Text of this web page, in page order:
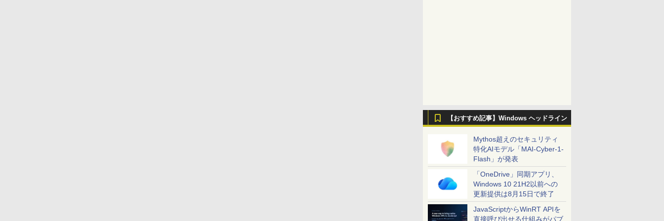
【おすすめ記事】Windows ヘッドライン
Mythos超えのセキュリティ
特化AIモデル「MAI-Cyber-1-
Flash」が発表
「OneDrive」同期アプリ、
Windows 10 21H2以前への
更新提供は8月15日で終了
JavaScriptからWinRT APIを
直接呼び出せる仕組みがパブ